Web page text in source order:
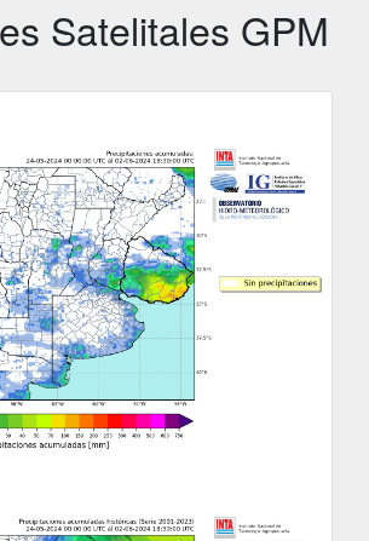
Satelitales GPM